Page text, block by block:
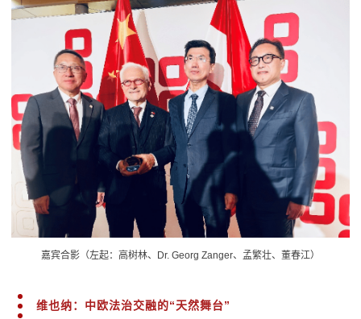
嘉宾合影（左起：高树林、Dr. Georg Zanger、孟繁壮、董春江）
维也纳：中欧法治交融的“天然舞台”